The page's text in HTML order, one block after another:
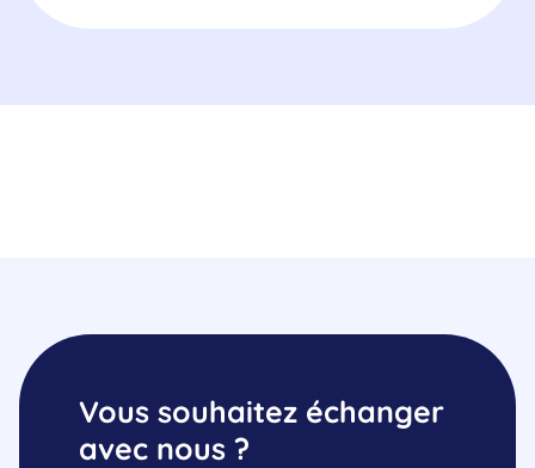
Vous souhaitez échanger
avec nous ?